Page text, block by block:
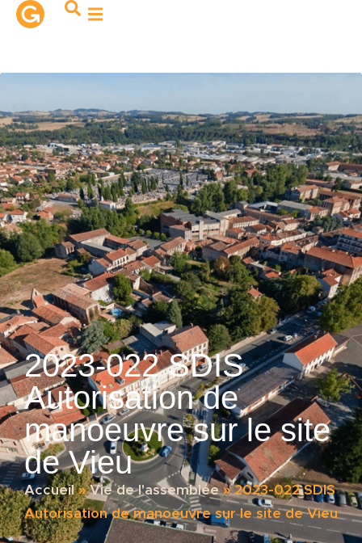
principal
2023-022 SDIS
Autorisation de
manoeuvre sur le site
de Vieu
Accueil»Vie de l'assemblée»2023-022 SDIS
Autorisation de manoeuvre sur le site de Vieu